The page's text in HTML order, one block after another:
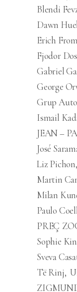
Blendi
Dawn
Erich
Fjodor
Gabriel
George
Grup
Ismail
JEAN –
José
Liz Pichon
Martin
Milan
Paulo
PREÇ
Sophie
Sveva
Të Rinj